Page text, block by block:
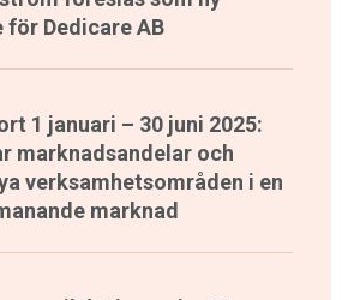
Dedicare AB
1 januari – 30 juni 2025:
marknadsandelar och
verksamhetsområden i en
marknad